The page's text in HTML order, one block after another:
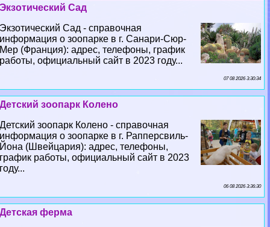
Экзотический Сад
Экзотический Сад - справочная
информация о зоопарке в г. Санари-Сюр-
Мер (Франция): адрес, телефоны, график
работы, официальный сайт в 2023 году...
07 08 2026 3:30:34
Детский зоопарк Колено
Детский зоопарк Колено - справочная
информация о зоопарке в г. Рапперсвиль-
Йона (Швейцария): адрес, телефоны,
график работы, официальный сайт в 2023
году...
06 08 2026 3:36:30
Детская ферма